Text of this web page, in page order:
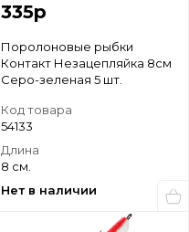
335р
Поролоновые рыбки
Контакт Незацепляйка 8см
Серо-зеленая 5 шт.
Код товара
54133
Длина
8 см.
Нет в наличии